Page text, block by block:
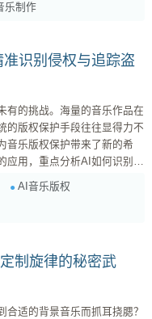
可能需要轻快活泼的背景音
乐制作
识别侵权与追踪盗
有的挑战。海量的音乐作品在
的版权保护手段往往显得力不
音乐版权保护带来了新的希
用，重点分析AI如何识别侵
海量音乐数据进行学习，AI可
AI音乐版权
制旋律的秘密武
适的背景音乐而抓耳挠腮？